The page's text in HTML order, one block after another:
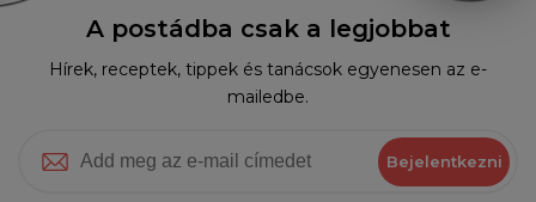
A postádba csak a legjobbat
Hírek, receptek, tippek és tanácsok egyenesen az e-
mailedbe.
Bejelentkezni